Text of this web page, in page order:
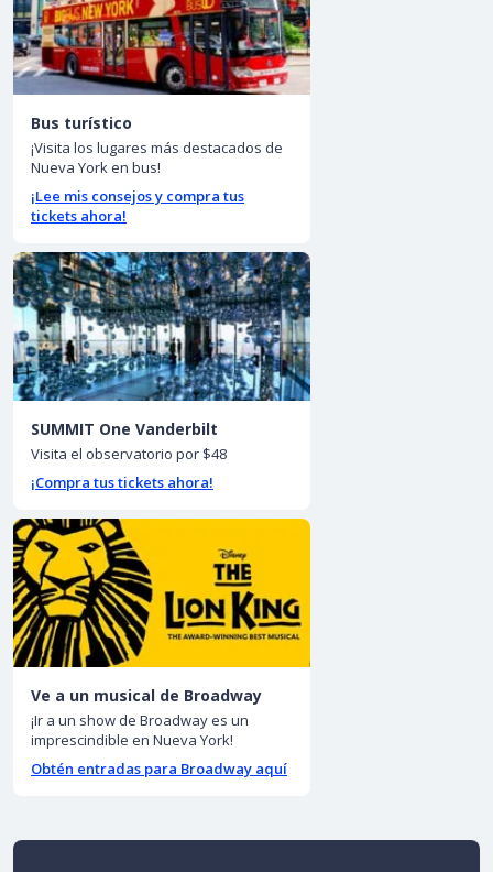
Bus turístico
¡Visita los lugares más destacados de
Nueva York en bus!
¡Lee mis consejos y compra tus
tickets ahora!
SUMMIT One Vanderbilt
Visita el observatorio por $48
¡Compra tus tickets ahora!
Ve a un musical de Broadway
¡Ir a un show de Broadway es un
imprescindible en Nueva York!
Obtén entradas para Broadway aquí